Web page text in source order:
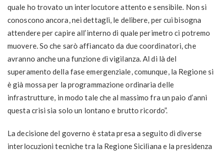
quale ho trovato un interlocutore attento e sensibile. Non si
conoscono ancora, nei dettagli, le delibere, per cui bisogna
attendere per capire all’interno di quale perimetro ci potremo
muovere. So che sarò affiancato da due coordinatori, che
avranno anche una funzione di vigilanza. Al di là del
superamento della fase emergenziale, comunque, la Regione si
è già mossa per la programmazione ordinaria delle
infrastrutture, in modo tale che al massimo fra un paio d’anni
questa crisi sia solo un lontano e brutto ricordo”.
La decisione del governo è stata presa a seguito di diverse
interlocuzioni tecniche tra la Regione Siciliana e la presidenza